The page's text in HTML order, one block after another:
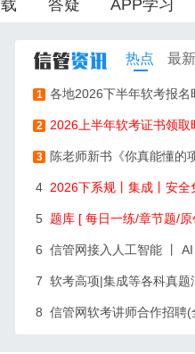
答疑 APP学习
热点 最新
1 各地2026下半年软考报名
2 2026上半年软考证书领取
3 陈老师新书《你真能懂的
4 2026下系规丨集成丨安全
5 题库 [ 每日一练/章节题/
6 信管网接入人工智能 丨
7 软考高项|集成等各科真题
8 信管网软考讲师合作招聘(